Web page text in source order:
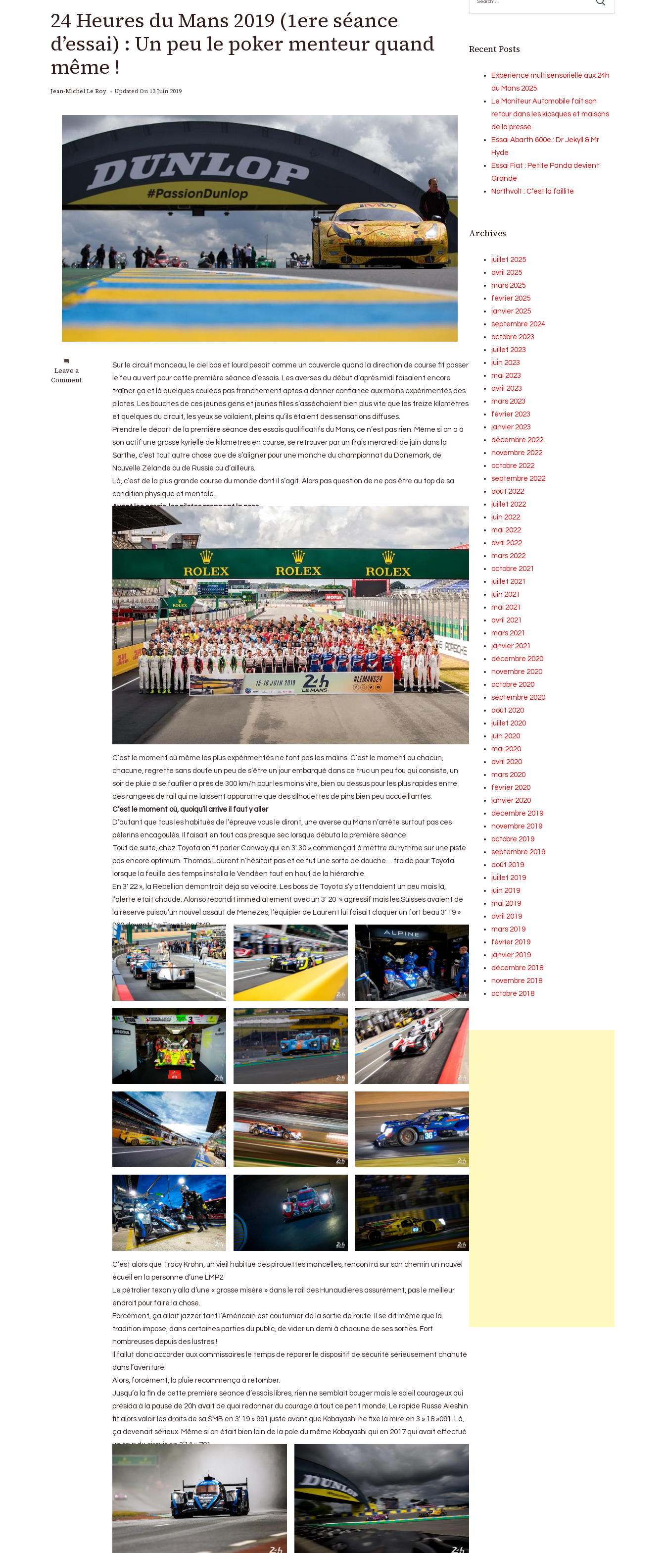
24 Heures du Mans 2019 (1ere séance
d’essai) : Un peu le poker menteur quand
même !
Jean-Michel Le Roy Updated On 13 Juin 2019
Leave a
Comment
on
24
Sur le circuit manceau, le ciel bas et lourd pesait comme un couvercle quand la direction de course fit passer
le feu au vert pour cette première séance d’essais. Les averses du début d’après midi faisaient encore
traîner ça et là quelques coulées pas franchement aptes à donner confiance aux moins expérimentés des
pilotes. Les bouches de ces jeunes gens et jeunes filles s’asséchaient bien plus vite que les treize kilomètres
et quelques du circuit, les yeux se voilaient, pleins qu’ils étaient des sensations diffuses.
Prendre le départ de la première séance des essais qualificatifs du Mans, ce n’est pas rien. Même si on a à
son actif une grosse kyrielle de kilomètres en course, se retrouver par un frais mercredi de juin dans la
Sarthe, c’est tout autre chose que de s’aligner pour une manche du championnat du Danemark, de
Nouvelle Zélande ou de Russie ou d’ailleurs.
Là, c’est de la plus grande course du monde dont il s’agit. Alors pas question de ne pas être au top de sa
condition physique et mentale.
Avant les essais, les pilotes prennent la pose
C’est le moment où même les plus expérimentés ne font pas les malins. C’est le moment ou chacun,
chacune, regrette sans doute un peu de s’être un jour embarqué dans ce truc un peu fou qui consiste, un
soir de pluie à se faufiler à près de 300 km/h pour les moins vite, bien au dessus pour les plus rapides entre
des rangées de rail qui ne laissent apparaître que des silhouettes de pins bien peu accueillantes.
C’est le moment où, quoiqu’il arrive il faut y aller
D’autant que tous les habitués de l’épreuve vous le diront, une averse au Mans n’arrête surtout pas ces
pèlerins encagoulés. Il faisait en tout cas presque sec lorsque débuta la première séance.
Tout de suite, chez Toyota on fit parler Conway qui en 3′ 30 » commençait à mettre du rythme sur une piste
pas encore optimum. Thomas Laurent n’hésitait pas et ce fut une sorte de douche… froide pour Toyota
lorsque la feuille des temps installa le Vendéen tout en haut de la hiérarchie.
En 3′ 22 », la Rebellion démontrait déjà sa vélocité. Les boss de Toyota s’y attendaient un peu mais là,
l’alerte était chaude. Alonso répondit immédiatement avec un 3′ 20 » agressif mais les Suisses avaient de
la réserve puisqu’un nouvel assaut de Menezes, l’équipier de Laurent lui faisait claquer un fort beau 3′ 19 »
360 devant les Toy et les SMB.
C’est alors que Tracy Krohn, un vieil habitué des pirouettes mancelles, rencontra sur son chemin un nouvel
écueil en la personne d’une LMP2.
Le pétrolier texan y alla d’une « grosse misère » dans le rail des Hunaudières assurément, pas le meilleur
endroit pour faire la chose.
Forcément, ça allait jazzer tant l’Américain est coutumier de la sortie de route. Il se dit même que la
tradition impose, dans certaines parties du public, de vider un demi à chacune de ses sorties. Fort
nombreuses depuis des lustres !
Il fallut donc accorder aux commissaires le temps de réparer le dispositif de sécurité sérieusement chahuté
dans l’aventure.
Alors, forcément, la pluie recommença à retomber.
Jusqu’à la fin de cette première séance d’essais libres, rien ne semblait bouger mais le soleil courageux qui
présida à la pause de 20h avait de quoi redonner du courage à tout ce petit monde. Le rapide Russe Aleshin
fit alors valoir les droits de sa SMB en 3′ 19 » 991 juste avant que Kobayashi ne fixe la mire en 3 » 18 »091. Là,
ça devenait sérieux. Même si on était bien loin de la pole du même Kobayashi qui en 2017 qui avait effectué
un tour du circuit en 3’14 » 791.
Recent Posts
Expérience multisensorielle aux 24h
du Mans 2025
Le Moniteur Automobile fait son
retour dans les kiosques et maisons
de la presse
Essai Abarth 600e : Dr Jekyll & Mr
Hyde
Essai Fiat : Petite Panda devient
Grande
Northvolt : C’est la faillite
Archives
juillet 2025
avril 2025
mars 2025
février 2025
janvier 2025
septembre 2024
octobre 2023
juillet 2023
juin 2023
mai 2023
avril 2023
mars 2023
février 2023
janvier 2023
décembre 2022
novembre 2022
octobre 2022
septembre 2022
août 2022
juillet 2022
juin 2022
mai 2022
avril 2022
mars 2022
octobre 2021
juillet 2021
juin 2021
mai 2021
avril 2021
mars 2021
janvier 2021
décembre 2020
novembre 2020
octobre 2020
septembre 2020
août 2020
juillet 2020
juin 2020
mai 2020
avril 2020
mars 2020
février 2020
janvier 2020
décembre 2019
novembre 2019
octobre 2019
septembre 2019
août 2019
juillet 2019
juin 2019
mai 2019
avril 2019
mars 2019
février 2019
janvier 2019
décembre 2018
novembre 2018
octobre 2018